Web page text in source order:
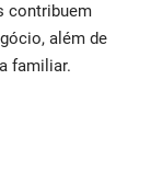
contribuem
além de
familiar.